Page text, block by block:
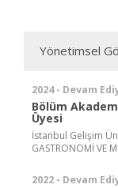
Yönetimsel
2024 - Devam
Bölüm
Üyesi
İstanbul Gelişim
GASTRONOMİ VE
2022 - Devam